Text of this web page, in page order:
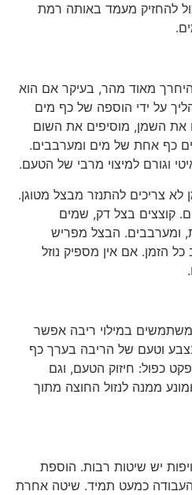
להחזיק מעמד באותה רמת
מאוד מהר, בעיקר אם הוא
על ידי הוספה של כף מים
השמן, מוסיפים את השום
כף אחת של מים ומערבבים.
וגורם למיצוי מרבי של הטעם.
צריכים להתנזר מבצל מטוגן.
קוצצים בצל דק, שמים
הבצל מפריש
הזמן. אם אין מספיק נוזל
במילוי ריבה אפשר
וטעם של הריבה בערך כף
כפול: חיזוק הטעם, וגם
ממנה לנזול החוצה מתוך
יש שיטות רבות. הוספת
כמעט תמיד. שיטה אחרת